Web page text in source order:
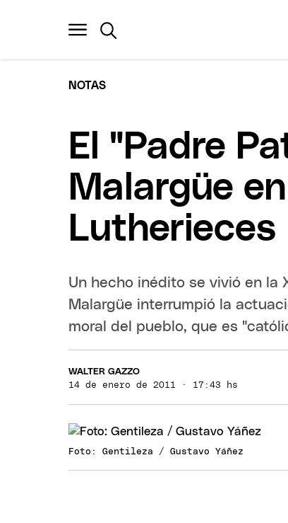
NOTAS
El "Padre
Malargüe
Lutherieces
Un hecho inédito se vivió en la
Malargüe interrumpió la
moral del pueblo, que es
WALTER GAZZO
14 de enero de 2011 · 17:43 hs
Foto: Gentileza / Gustavo Yáñez